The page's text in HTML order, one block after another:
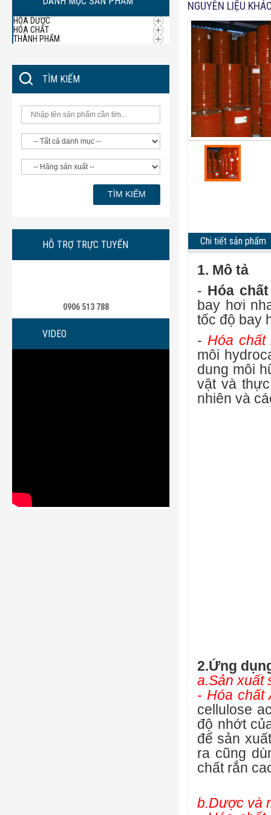
HÓA DƯỢC
HÓA CHẤT
THÀNH PHẨM
TÌM KIẾM
HỖ TRỢ TRỰC TUYẾN
0906 513 788
VIDEO
NGUYÊN LIỆU
Chi tiết sản phẩm
1. Mô tả
- Hóa
bay hơi
tốc độ bay
- Hóa chất
môi
dung môi
vật và
nhiên và
2.Ứng
a.Sản xuất
- Hóa chất
cellulose
độ nhớt
để sản
ra cũng
chất rắn
b.Dược và